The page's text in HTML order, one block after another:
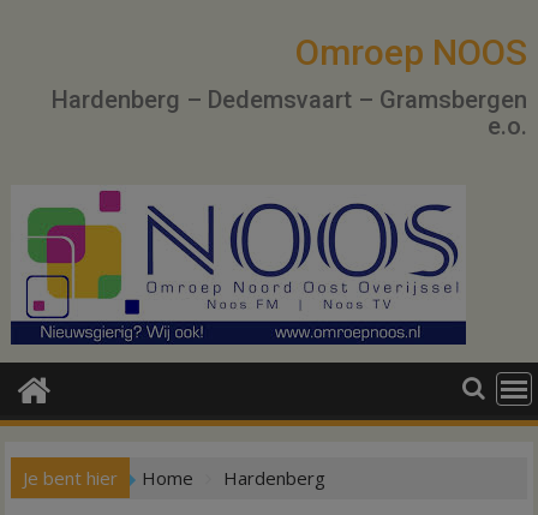
Omroep NOOS
Hardenberg – Dedemsvaart – Gramsbergen
e.o.
Je bent hier Home Hardenberg